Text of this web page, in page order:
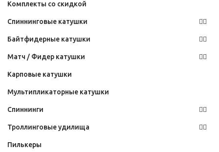
Комплекты со скидкой
Спиннинговые катушки
Байтфидерные катушки
Матч / Фидер катушки
Карповые катушки
Мультипликаторные катушки
Спиннинги
Троллинговые удилища
Пилькеры